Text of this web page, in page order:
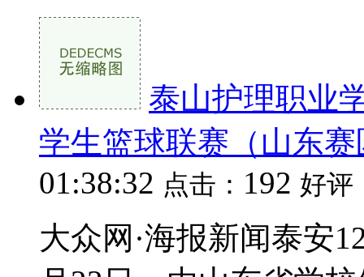
泰山护理职业
学生篮球联赛（山东
01:38:32 点击： 192 好评
大众网·海报新闻泰安